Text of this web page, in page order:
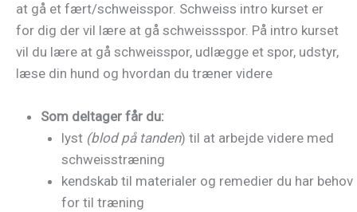
at gå et fært/schweisspor. Schweiss intro kurset er
for dig der vil lære at gå schweissspor. På intro kurset
vil du lære at gå schweisspor, udlægge et spor, udstyr,
læse din hund og hvordan du træner videre
Som deltager får du:
lyst (blod på tanden) til at arbejde videre med
schweisstræning
kendskab til materialer og remedier du har behov
for til træning